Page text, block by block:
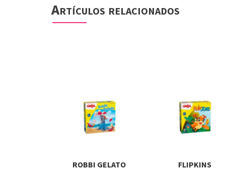
Artículos relacionados
ROBBI GELATO FLIPKINS